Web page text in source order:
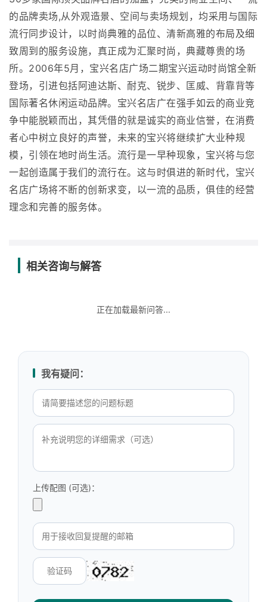
的品牌卖场,从外观造景、空间与卖场规划，均采用与国际
流行同步设计，以时尚典雅的品位、清新高雅的布局及细
致周到的服务设施，真正成为汇聚时尚，典藏尊贵的场
所。2006年5月，宝兴名店广场二期宝兴运动时尚馆全新
登场，引进包括阿迪达斯、耐克、锐步、匡威、背靠背等
国际著名休闲运动品牌。宝兴名店广在强手如云的商业竞
争中能脱颖而出，其凭借的就是诚实的商业信誉，在消费
者心中树立良好的声誉，未来的宝兴将继续扩大业种规
模，引领在地时尚生活。流行是一早种现象，宝兴将与您
一起创造属于我们的流行在。这与时俱进的新时代，宝兴
名店广场将不断的创新求变，以一流的品质，俱佳的经营
理念和完善的服务体。
相关咨询与解答
正在加载最新问答...
我有疑问：
上传配图 (可选)：